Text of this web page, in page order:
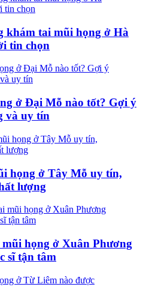
khám tai mũi họng ở Hà
tin chọn
ở Đại Mỗ nào tốt? Gợi ý
và uy tín
họng ở Tây Mỗ uy tín,
lượng
họng ở Xuân Phương
sĩ tận tâm